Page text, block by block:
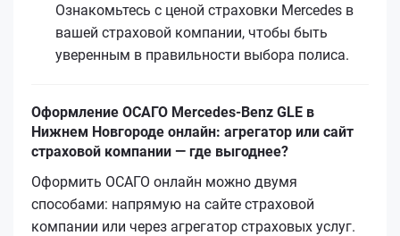
Ознакомьтесь с ценой страховки Mercedes в
вашей страховой компании, чтобы быть
уверенным в правильности выбора полиса.
Оформление ОСАГО Mercedes-Benz GLE в
Нижнем Новгороде онлайн: агрегатор или сайт
страховой компании — где выгоднее?
Оформить ОСАГО онлайн можно двумя
способами: напрямую на сайте страховой
компании или через агрегатор страховых услуг.